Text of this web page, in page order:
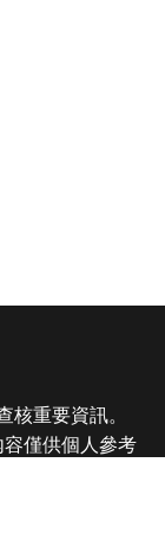
核重要資訊。
僅供個人參考